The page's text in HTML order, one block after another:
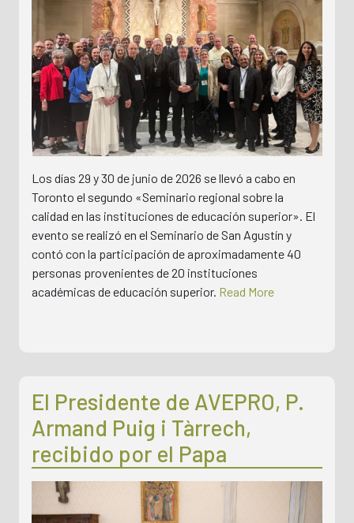
Los días 29 y 30 de junio de 2026 se llevó a cabo en
Toronto el segundo «Seminario regional sobre la
calidad en las instituciones de educación superior». El
evento se realizó en el Seminario de San Agustín y
contó con la participación de aproximadamente 40
personas provenientes de 20 instituciones
académicas de educación superior. Read More
El Presidente de AVEPRO, P.
Armand Puig i Tàrrech,
recibido por el Papa